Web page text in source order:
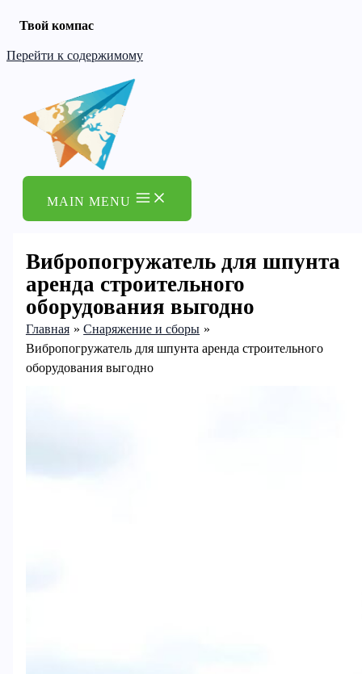
Твой компас
Перейти к содержимому
MAIN MENU
Вибропогружатель для шпунта
аренда строительного
оборудования выгодно
Главная
Снаряжение и сборы
Вибропогружатель для шпунта аренда строительного
оборудования выгодно